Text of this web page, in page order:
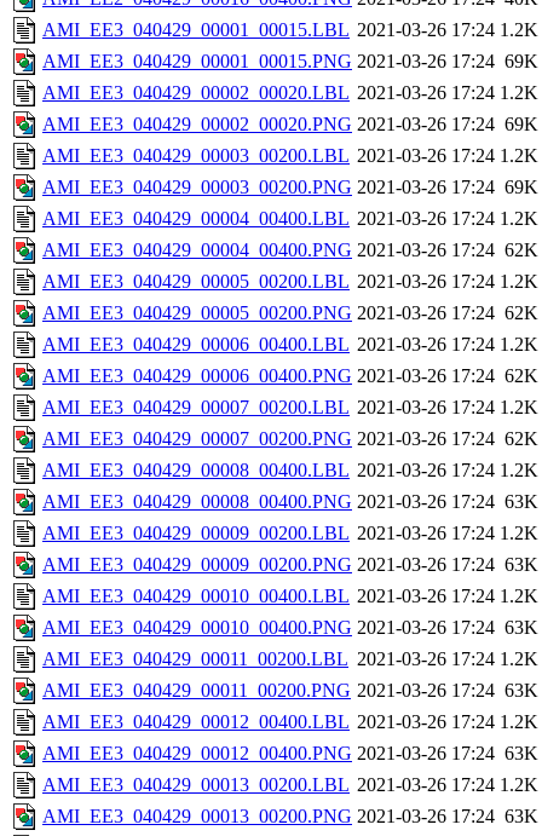
AMI_EE3_040429_00001_00015.LBL 2021-03-26 17:24 1.2K
AMI_EE3_040429_00001_00015.PNG 2021-03-26 17:24 69K
AMI_EE3_040429_00002_00020.LBL 2021-03-26 17:24 1.2K
AMI_EE3_040429_00002_00020.PNG 2021-03-26 17:24 69K
AMI_EE3_040429_00003_00200.LBL 2021-03-26 17:24 1.2K
AMI_EE3_040429_00003_00200.PNG 2021-03-26 17:24 69K
AMI_EE3_040429_00004_00400.LBL 2021-03-26 17:24 1.2K
AMI_EE3_040429_00004_00400.PNG 2021-03-26 17:24 62K
AMI_EE3_040429_00005_00200.LBL 2021-03-26 17:24 1.2K
AMI_EE3_040429_00005_00200.PNG 2021-03-26 17:24 62K
AMI_EE3_040429_00006_00400.LBL 2021-03-26 17:24 1.2K
AMI_EE3_040429_00006_00400.PNG 2021-03-26 17:24 62K
AMI_EE3_040429_00007_00200.LBL 2021-03-26 17:24 1.2K
AMI_EE3_040429_00007_00200.PNG 2021-03-26 17:24 62K
AMI_EE3_040429_00008_00400.LBL 2021-03-26 17:24 1.2K
AMI_EE3_040429_00008_00400.PNG 2021-03-26 17:24 63K
AMI_EE3_040429_00009_00200.LBL 2021-03-26 17:24 1.2K
AMI_EE3_040429_00009_00200.PNG 2021-03-26 17:24 63K
AMI_EE3_040429_00010_00400.LBL 2021-03-26 17:24 1.2K
AMI_EE3_040429_00010_00400.PNG 2021-03-26 17:24 63K
AMI_EE3_040429_00011_00200.LBL 2021-03-26 17:24 1.2K
AMI_EE3_040429_00011_00200.PNG 2021-03-26 17:24 63K
AMI_EE3_040429_00012_00400.LBL 2021-03-26 17:24 1.2K
AMI_EE3_040429_00012_00400.PNG 2021-03-26 17:24 63K
AMI_EE3_040429_00013_00200.LBL 2021-03-26 17:24 1.2K
AMI_EE3_040429_00013_00200.PNG 2021-03-26 17:24 63K